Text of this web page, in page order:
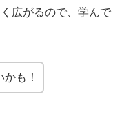
広がるので、学んで
も！